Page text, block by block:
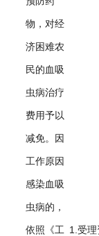
物，对经
济困难农
民的血吸
虫病治疗
费用予以
减免。因
工作原因
感染血吸
虫病的，
依照《工 1.受